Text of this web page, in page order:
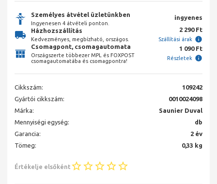
Személyes átvétel üzletünkben
Ingyenesen 4 átvételi ponton.
ingyenes
Házhozszállítás
Kedvezményes, megbízható, országos.
2 290 Ft
Szállítási árak
Csomagpont, csomagautomata
Országszerte többezer MPL és FOXPOST
csomagautomatába és csomagpontra!
1 090 Ft
Részletek
Cikkszám:
109242
Gyártói cikkszám:
0010024098
Márka:
Saunier Duval
Mennyiségi egység:
db
Garancia:
2 év
Tömeg:
0,33 kg
Értékelje elsőként